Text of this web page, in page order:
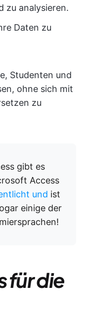
zu analysieren.
Daten zu
Studenten und
ohne sich mit
zu
gibt es
Access
und ist
einige der
für die